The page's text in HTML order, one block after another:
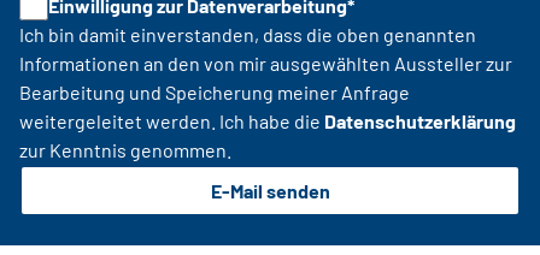
Einwilligung zur Datenverarbeitung*
Ich bin damit einverstanden, dass die oben genannten
Informationen an den von mir ausgewählten Aussteller zur
Bearbeitung und Speicherung meiner Anfrage
weitergeleitet werden. Ich habe die Datenschutzerklärung
zur Kenntnis genommen.
E-Mail senden